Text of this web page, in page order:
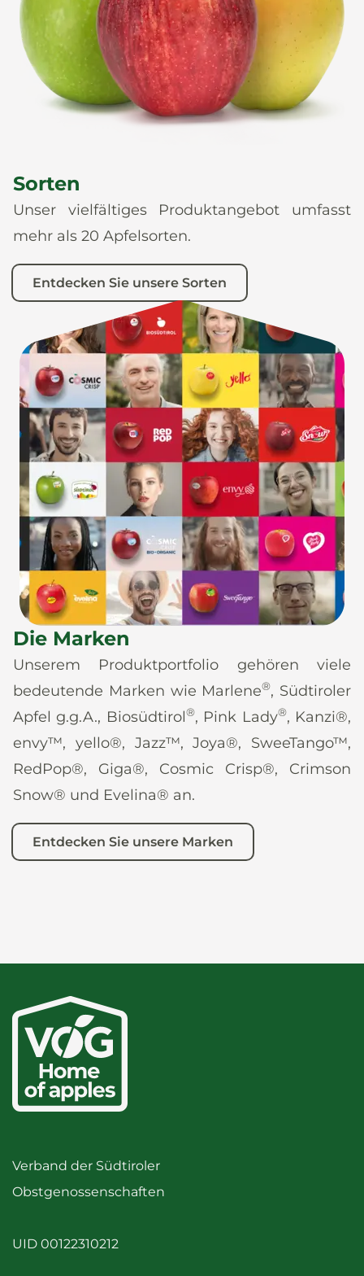
News
Es
Sorten
Unser vielfältiges Produktangebot umfasst
mehr als 20 Apfelsorten.
Entdecken Sie unsere Sorten
Die Marken
Unserem Produktportfolio gehören viele
bedeutende Marken wie Marlene®, Südtiroler
Apfel g.g.A., Biosüdtirol®, Pink Lady®, Kanzi®,
envy™, yello®, Jazz™, Joya®, SweeTango™,
RedPop®, Giga®, Cosmic Crisp®, Crimson
Snow® und Evelina® an.
Entdecken Sie unsere Marken
Verband der Südtiroler
Obstgenossenschaften
UID 00122310212